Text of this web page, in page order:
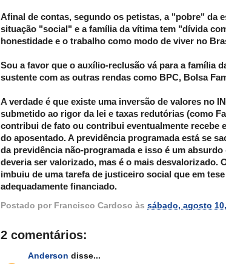
Afinal de contas, segundo os petistas, a "pobre" da
situação "social" e a família da vítima tem "dívida
honestidade e o trabalho como modo de viver no
Sou a favor que o auxílio-reclusão vá para a família
sustente com as outras rendas como BPC, Bolsa
A verdade é que existe uma inversão de valores no
submetido ao rigor da lei e taxas redutórias (como
contribui de fato ou contribui eventualmente recebe
do aposentado. A previdência programada está se
da previdência não-programada e isso é um
deveria ser valorizado, mas é o mais desvalorizado.
imbuiu de uma tarefa de justiceiro social que em
adequadamente financiado.
Postado por Francisco Cardoso às sábado, agosto
2 comentários:
Anderson disse...